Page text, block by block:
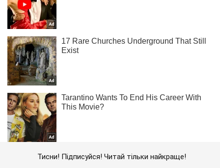
Тисни! Підписуйся! Читай тільки найкраще!